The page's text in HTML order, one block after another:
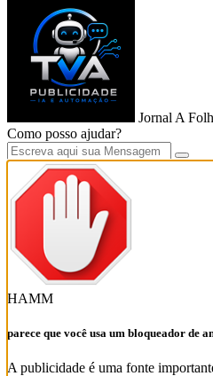
Jornal A
Como posso ajudar?
HAMM
parece que você usa um bloqueador de
A publicidade é uma fonte